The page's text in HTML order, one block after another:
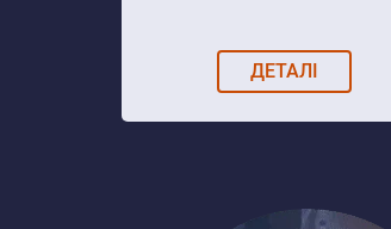
ДЕТАЛІ